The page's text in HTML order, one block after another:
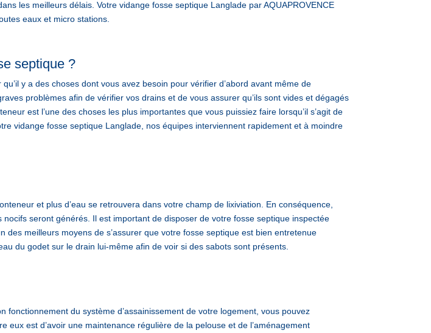
les meilleurs délais. Votre vidange fosse septique Langlade par AQUAPROVENCE
eaux et micro stations.
septique ?
y a des choses dont vous avez besoin pour vérifier d’abord avant même de
problèmes afin de vérifier vos drains et de vous assurer qu’ils sont vides et dégagés
est l’une des choses les plus importantes que vous puissiez faire lorsqu’il s’agit de
vidange fosse septique Langlade, nos équipes interviennent rapidement et à moindre
et plus d’eau se retrouvera dans votre champ de lixiviation. En conséquence,
seront générés. Il est important de disposer de votre fosse septique inspectée
meilleurs moyens de s’assurer que votre fosse septique est bien entretenue
du godet sur le drain lui-même afin de voir si des sabots sont présents.
du système d’assainissement de votre logement, vous pouvez
eux est d’avoir une maintenance régulière de la pelouse et de l’aménagement